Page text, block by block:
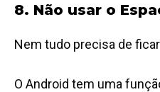
8. Não usar o
Nem tudo precisa de
O Android tem uma